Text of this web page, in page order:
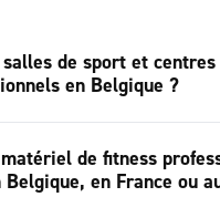
de sport et centres
en Belgique ?
de fitness
en France ou